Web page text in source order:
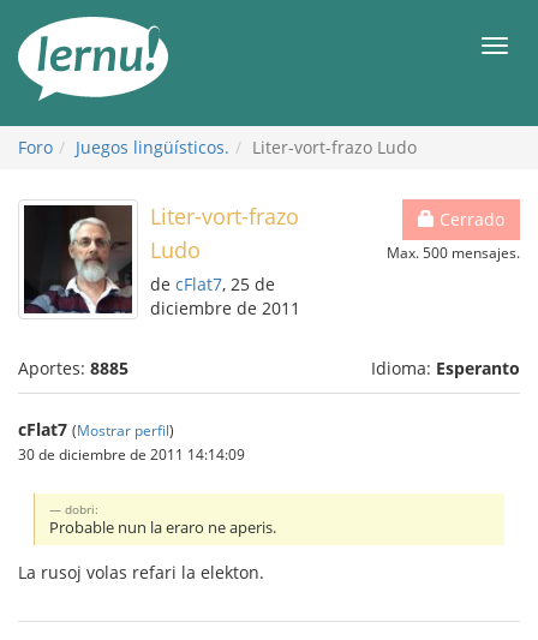
Foro Juegos lingüísticos. Liter-vort-frazo Ludo
Cerrado
Max. 500 mensajes.
Liter-vort-frazo
Ludo
de cFlat7, 25 de
diciembre de 2011
Aportes: 8885 Idioma: Esperanto
cFlat7 (Mostrar perfil)
30 de diciembre de 2011 14:14:09
dobri:
Probable nun la eraro ne aperis.
La rusoj volas refari la elekton.